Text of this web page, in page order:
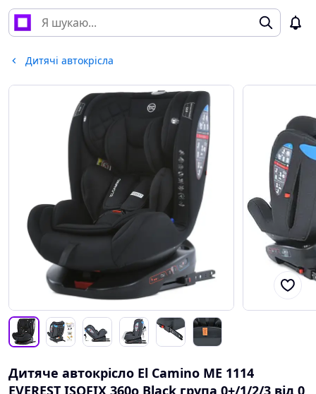
Дитячі автокрісла
Дитяче автокрісло El Camino ME 1114
EVEREST ISOFIX 360o Black група 0+/1/2/3 від 0